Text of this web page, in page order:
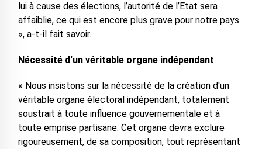
lui à cause des élections, l’autorité de l’Etat sera
affaiblie, ce qui est encore plus grave pour notre pays
», a-t-il fait savoir.
Nécessité d'un véritable organe indépendant
« Nous insistons sur la nécessité de la création d'un
véritable organe électoral indépendant, totalement
soustrait à toute influence gouvernementale et à
toute emprise partisane. Cet organe devra exclure
rigoureusement, de sa composition, tout représentant